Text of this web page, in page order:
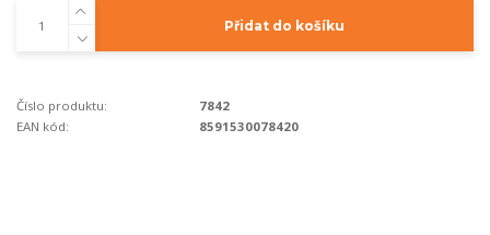
Přidat do košíku
Číslo produktu:
7842
EAN kód:
8591530078420